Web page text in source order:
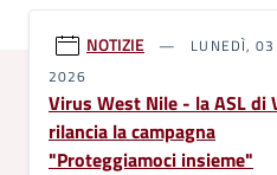
NOTIZIE
LUNEDÌ, 03
2026
Virus West Nile - la ASL di
rilancia la campagna
"Proteggiamoci insieme"